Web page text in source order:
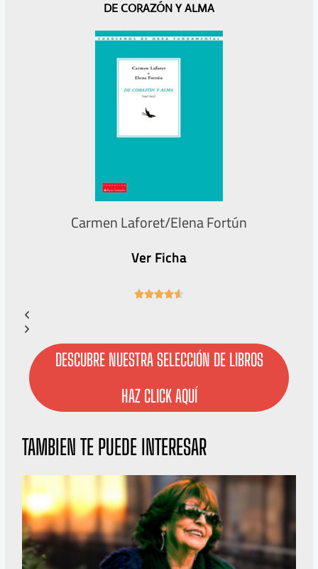
6
5
DE CORAZÓN Y ALMA
Carmen Laforet/Elena Fortún
Ver Ficha

5
DESCUBRE NUESTRA SELECCIÓN DE LIBROS
HAZ CLICK AQUÍ
TAMBIEN TE PUEDE INTERESAR